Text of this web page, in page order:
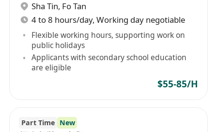
- 0700-1400
- 一星期4天(公眾假期 及 星期六 / 日其中一天)
- 1230-2230
工作地區：
- 荃灣/葵涌
免費膳食 | 完善培訓 | 醫療福利 | 良好晉升機會
Sha Tin, Fo Tan
4 to 8 hours/day, Working day negotiable
Flexible working hours, supporting work on
public holidays
Applicants with secondary school education
are eligible
$55-85/H
Part Time New